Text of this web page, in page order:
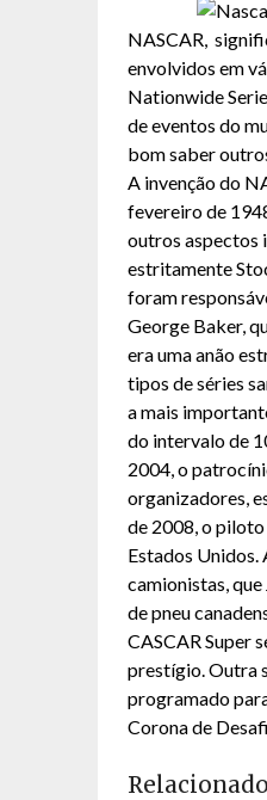
NASCAR,
envolvidos em
Nationwide
de eventos do
bom saber
A invenção do
fevereiro de
outros aspectos
estritamente
foram
George Baker,
era uma anão
tipos de séries
a mais
do intervalo de
2004, o
organizadores,
de 2008, o
Estados Unidos.
camionistas,
de pneu
CASCAR Super
prestígio. Outra
programado
Corona de